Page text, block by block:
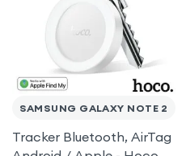
SAMSUNG GALAXY NOTE 2
Tracker Bluetooth, AirTag